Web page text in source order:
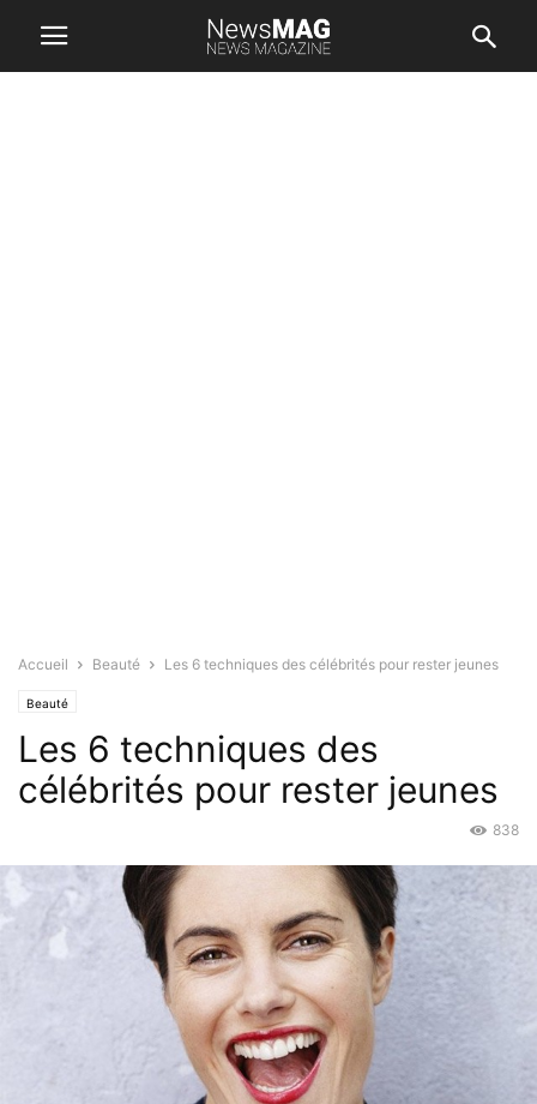
Accueil Beauté Les 6 techniques des célébrités pour rester jeunes
Beauté
Les 6 techniques des
célébrités pour rester jeunes
838